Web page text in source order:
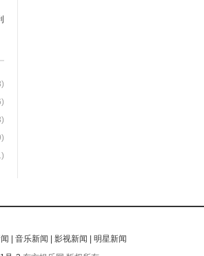
| 音乐新闻 | 影视新闻 | 明星新闻